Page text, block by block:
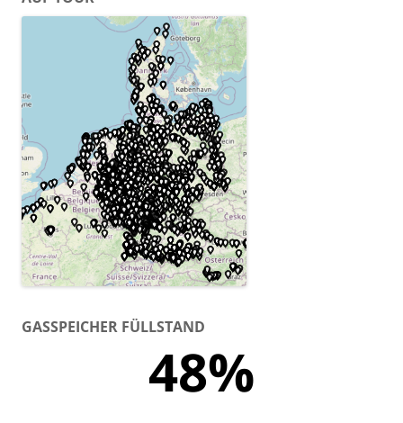
GASSPEICHER FÜLLSTAND
48%